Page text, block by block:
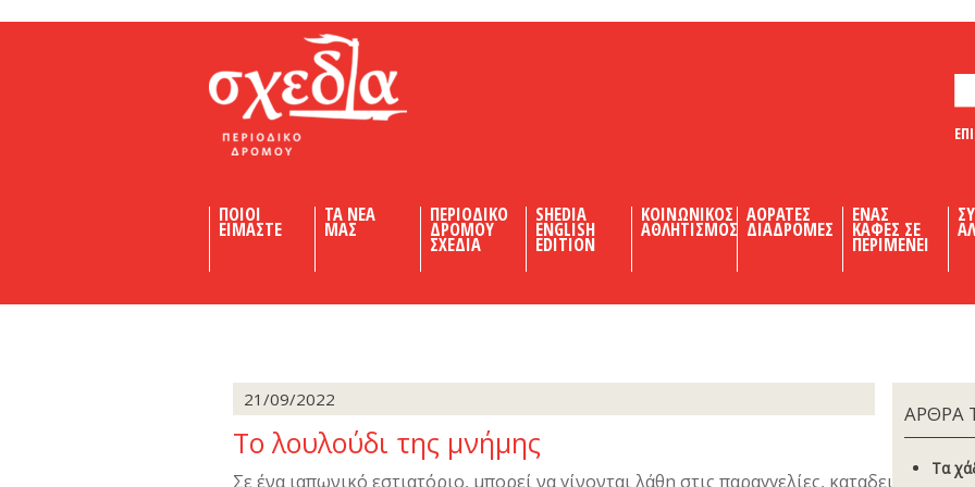
ΠΟΙΟΙ
ΕΙΜΑΣΤΕ
ΤΑ ΝΕΑ
ΜΑΣ
ΠΕΡΙΟΔΙΚΟ
ΔΡΟΜΟΥ
ΣΧΕΔΙΑ
SHEDIA
ENGLISH
EDITION
ΚΟΙΝΩΝΙΚΟΣ
ΑΘΛΗΤΙΣΜΟΣ
ΑΟΡΑΤΕΣ
ΔΙΑΔΡΟΜΕΣ
ΕΝΑΣ
ΚΑΦΕΣ ΣΕ
ΠΕΡΙΜΕΝΕΙ
21/09/2022
Το λουλούδι της μνήμης
Σε ένα ιαπωνικό εστιατόριο, μπορεί να γίνονται λάθη στις παραγγελίες,
ΑΡΘΡΑ
Τα